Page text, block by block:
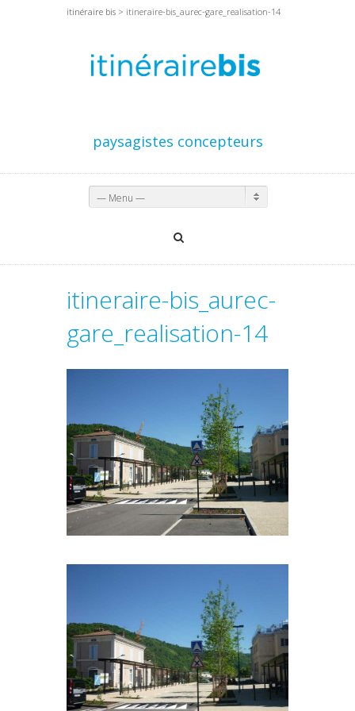
itinéraire bis > itineraire-bis_aurec-gare_realisation-14
paysagistes concepteurs
— Menu —
itineraire-bis_aurec-
gare_realisation-14